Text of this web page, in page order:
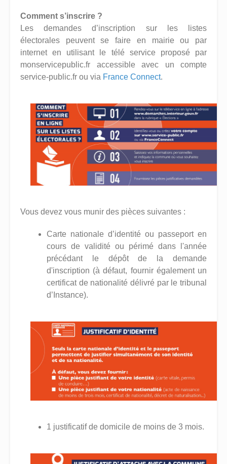
Comment s’inscrire ?
Les demandes d’inscription sur les listes
électorales peuvent se faire en mairie ou par
internet en utilisant le télé service proposé par
monservicepublic.fr accessible avec un compte
service-public.fr ou via France Connect.
Vous devez vous munir des pièces suivantes :
Carte nationale d’identité ou passeport en
cours de validité ou périmé dans l'année
précédant le dépôt de la demande
d'inscription (à défaut, fournir également un
certificat de nationalité délivré par le tribunal
d’Instance).
1 justificatif de domicile de moins de 3 mois.